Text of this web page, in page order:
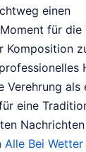
einen
für die
Verehrung als
eine
Alle Bei